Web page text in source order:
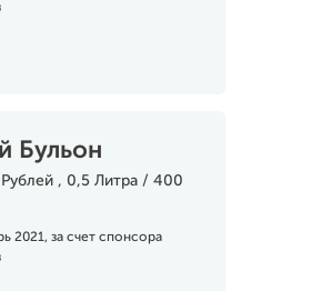
Бульон
, 0,5 Литра / 400
2021, за счет спонсора